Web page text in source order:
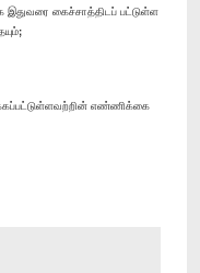
இதுவரை கைச்சாத்திடப் பட்டுள்ள
எண்ணிக்கை